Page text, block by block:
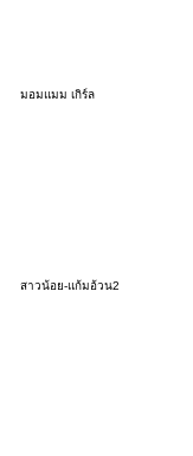
มอมแมม เกิร์ล
สาวน้อย-แก้มอ้วน2